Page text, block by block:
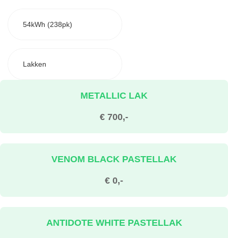
54kWh (238pk)
Lakken
€ 700,-
METALLIC LAK
€ 0,-
VENOM BLACK PASTELLAK
ANTIDOTE WHITE PASTELLAK